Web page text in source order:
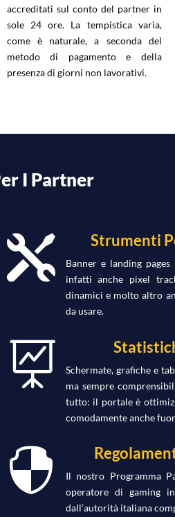
accreditati sul conto del partner in
sole 24 ore. La tempistica varia,
come è naturale, a seconda del
metodo di pagamento e della
presenza di giorni non lavorativi.
I Partner
 Strumenti
Banner e landing
infatti anche pixel
dinamici e molto altro
da usare.

Schermate, grafiche e
ma sempre
tutto: il portale è
comodamente anche

Il nostro Programma
operatore di gaming
dall’autorità italiana